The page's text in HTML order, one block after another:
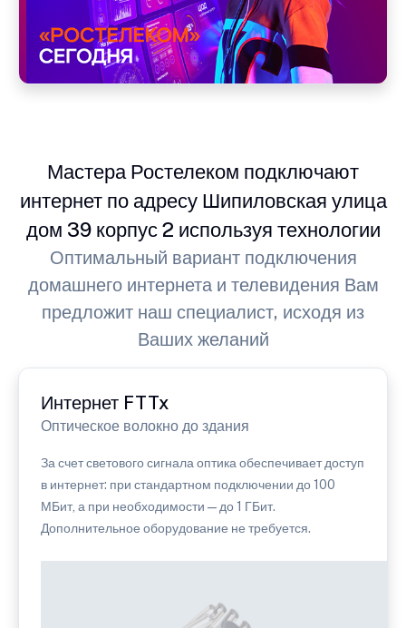
Мастера Ростелеком подключают
интернет по адресу Шипиловская улица
дом 39 корпус 2 используя технологии
Оптимальный вариант подключения
домашнего интернета и телевидения Вам
предложит наш специалист, исходя из
Ваших желаний
Интернет FTTx
Оптическое волокно до здания
За счет светового сигнала оптика обеспечивает доступ
в интернет: при стандартном подключении до 100
МБит, а при необходимости — до 1 ГБит.
Дополнительное оборудование не требуется.